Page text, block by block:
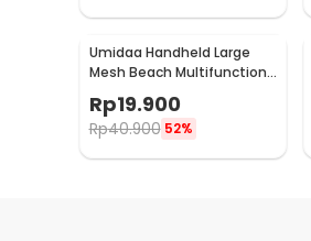
Umidaa Handheld Large
Mesh Beach Multifunction
Rp19.900
Rp40.900 52%